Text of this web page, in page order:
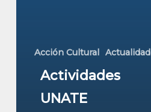
Acción Cultural Actualidad
Actividades
UNATE